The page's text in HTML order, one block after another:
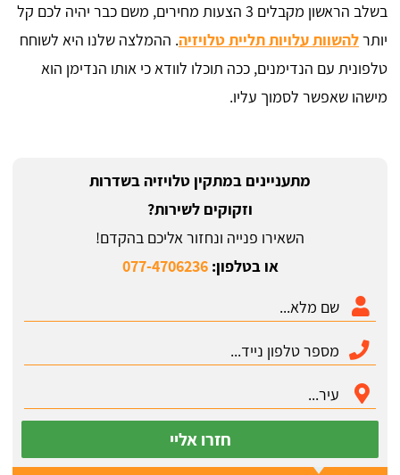
בשלב הראשון מקבלים 3 הצעות מחירים, משם כבר יהיה לכם קל
יותרלהשוות עלויות תליית טלויזיה. ההמלצה שלנו היא לשוחח
טלפונית עם הנדימנים, ככה תוכלו לוודא כי אותו הנדימן הוא
מישהו שאפשר לסמוך עליו.
מתעניינים במתקין טלויזיה בשדרות
וזקוקים לשירות?
השאירו פנייה ונחזור אליכם בהקדם!
או בטלפון:077-4706236
חזרו אליי